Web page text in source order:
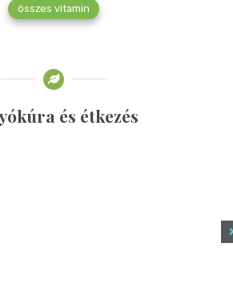
összes vitamin
és étkezés